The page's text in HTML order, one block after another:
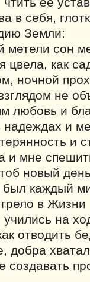
в себя,
Земли:
метели сон
цвела, как
ночной
не
любовь и
и
и
и мне
новый
каждый
в Жизни
на
отводить
добра
создавать